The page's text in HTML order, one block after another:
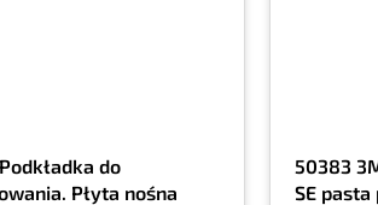
do
Płyta nośna
50383
SE